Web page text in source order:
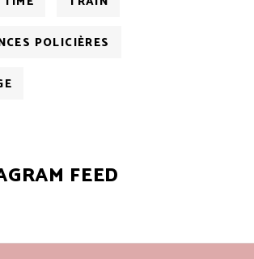
POLICIÈRES
FEED